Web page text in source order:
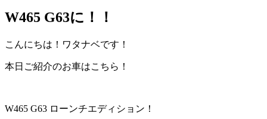
W465 G63に！！
こんにちは！ワタナベです！
本日ご紹介のお車はこちら！
W465 G63 ローンチエディション！